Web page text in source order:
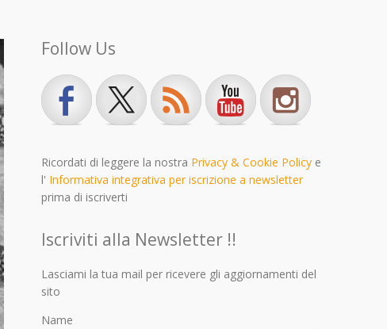
Follow Us
Ricordati di leggere la nostra Privacy & Cookie Policye
l' Informativa integrativa per iscrizione a newsletter
prima di iscriverti
Iscriviti alla Newsletter !!
Lasciami la tua mail per ricevere gli aggiornamenti del
sito
Name